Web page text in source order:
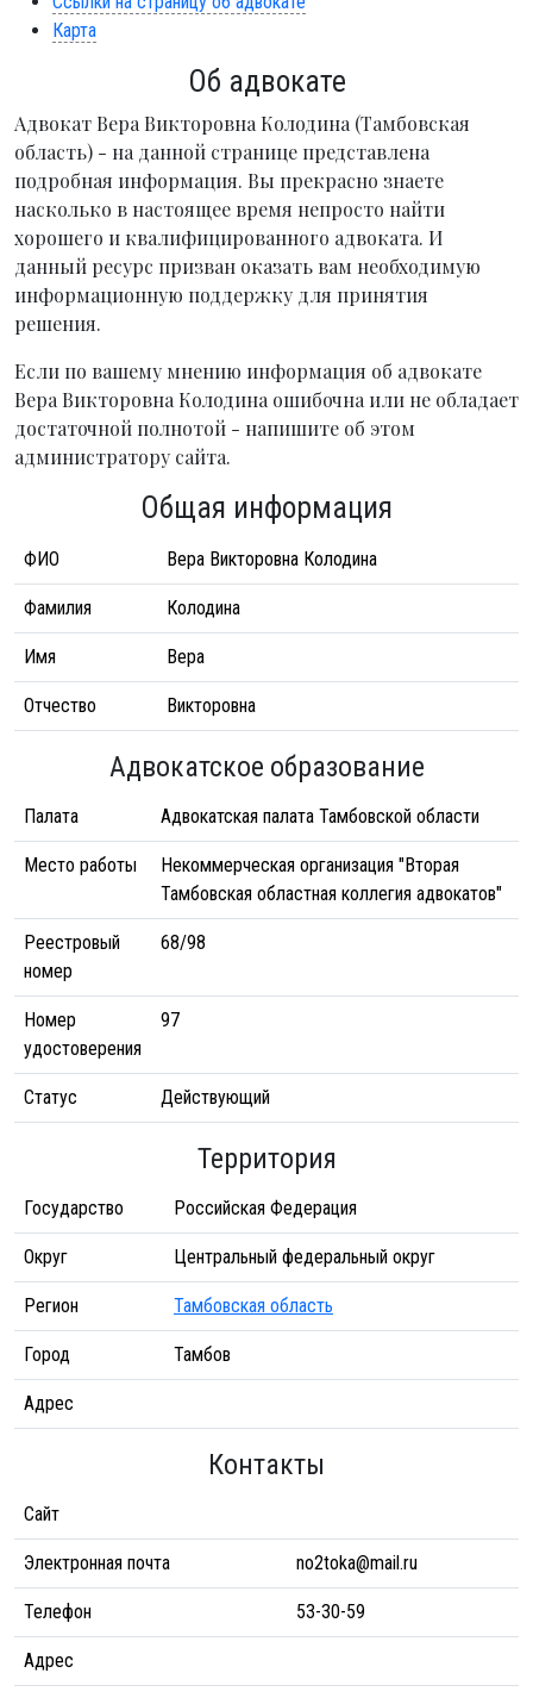
Карта
Об адвокате
Адвокат Вера Викторовна Колодина (Тамбовская
область) - на данной странице представлена
подробная информация. Вы прекрасно знаете
насколько в настоящее время непросто найти
хорошего и квалифицированного адвоката. И
данный ресурс призван оказать вам необходимую
информационную поддержку для принятия
решения.
Если по вашему мнению информация об адвокате
Вера Викторовна Колодина ошибочна или не обладает
достаточной полнотой - напишите об этом
администратору сайта.
Общая информация
ФИО Вера Викторовна Колодина
Фамилия Колодина
Имя Вера
Отчество Викторовна
Адвокатское образование
Палата Адвокатская палата Тамбовской области
Место работы
Некоммерческая организация "Вторая
Тамбовская областная коллегия адвокатов"
Реестровый
номер
68/98
Номер
удостоверения
97
Статус Действующий
Территория
Государство Российская Федерация
Округ Центральный федеральный округ
Регион Тамбовская область
Город Тамбов
Адрес
Контакты
Сайт
Электронная почта no2toka@mail.ru
Телефон 53-30-59
Адрес